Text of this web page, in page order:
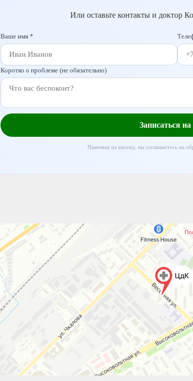
Или оставьте контакты и доктор
Ваше имя *
Коротко о проблеме (не обязательно)
Записаться
Нажимая на кнопку, вы соглашаетесь на